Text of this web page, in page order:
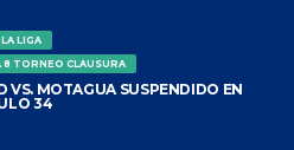
LA LIGA
8 TORNEO CLAUSURA
VS. MOTAGUA SUSPENDIDO EN
34